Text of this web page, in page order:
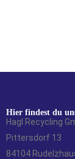
Hier findest du
Hagl Recycling
Pittersdorf 13
84104